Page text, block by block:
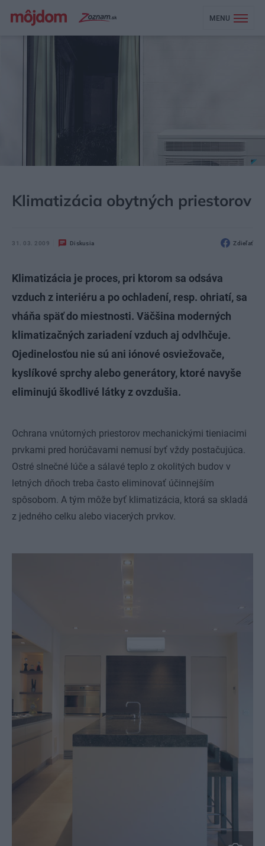
MENU
Klimatizácia obytných priestorov
31. 03. 2009 Diskusia Zdieľať
Klimatizácia je proces, pri ktorom sa odsáva
vzduch z interiéru a po ochladení, resp. ohriatí, sa
vháňa späť do miestnosti. Väčšina moderných
klimatizačných zariadení vzduch aj odvlhčuje.
Ojedinelosťou nie sú ani iónové osviežovače,
kyslíkové sprchy alebo generátory, ktoré navyše
eliminujú škodlivé látky z ovzdušia.
Ochrana vnútorných priestorov mechanickými tieniacimi
prvkami pred horúčavami nemusí byť vždy postačujúca.
Ostré slnečné lúče a sálavé teplo z okolitých budov v
letných dňoch treba často eliminovať účinnejším
spôsobom. A tým môže byť klimatizácia, ktorá sa skladá
z jedného celku alebo viacerých prvkov.